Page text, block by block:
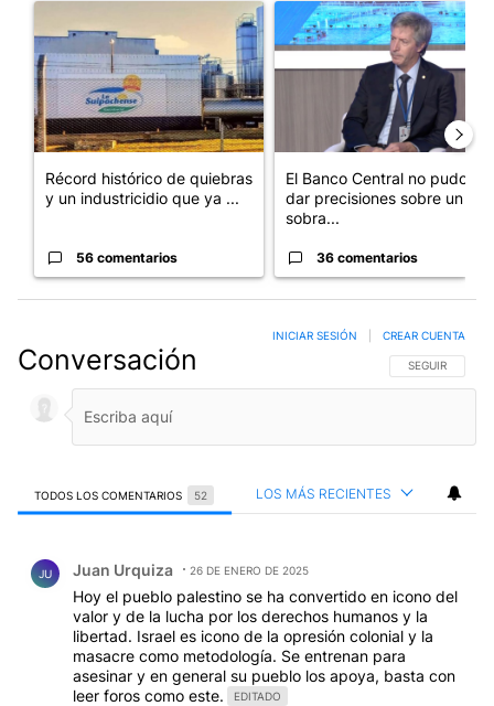
Un artículo de tendencia con el título "Récord histórico de
Récord histórico de quiebras
y un industricidio que ya ...
56 comentarios
Un artículo de tendencia
El Banco Central no pudo
dar precisiones sobre un
sobra...
36 comentarios
Conversación SIGA ESTA
SEGUIR
INICIAR SESIÓN CREAR CUENTA
TODOS LOS COMENTARIOS 52 LOS MÁS RECIENTES
JU Juan Urquiza 26 DE ENERO DE 2025
Hoy el pueblo palestino se ha convertido en icono del
valor y de la lucha por los derechos humanos y la
libertad. Israel es icono de la opresión colonial y la
masacre como metodología. Se entrenan para
asesinar y en general su pueblo los apoya, basta con
leer foros como este.
EDITADO